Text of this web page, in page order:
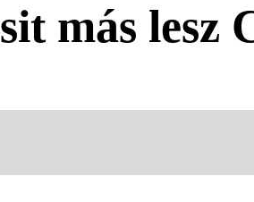
más lesz